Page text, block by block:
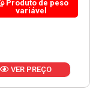
Produto de peso
variável
VER PREÇO